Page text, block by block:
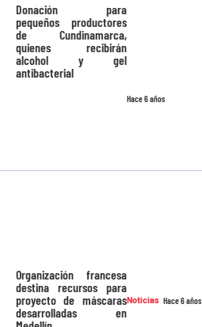
Hace 6 años
Donación para
pequeños productores
de Cundinamarca,
quienes recibirán
alcohol y gel
antibacterial
Noticias Hace 6 años
Organización francesa
destina recursos para
proyecto de máscaras
desarrolladas en